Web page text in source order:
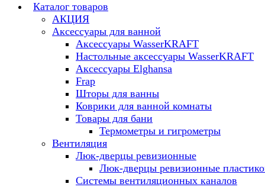
Каталог товаров
АКЦИЯ
Аксессуары для ванной
Аксессуары WasserKRAFT
Настольные аксессуары WasserKRAFT
Аксессуары Elghansa
Frap
Шторы для ванны
Коврики для ванной комнаты
Товары для бани
Термометры и гигрометры
Вентиляция
Люк-дверцы ревизионные
Люк-дверцы ревизионные
Системы вентиляционных каналов